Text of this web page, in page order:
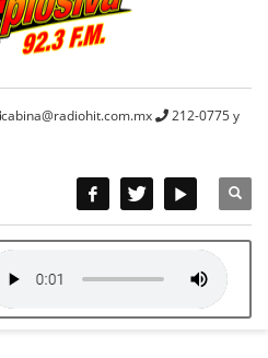
cabina@radiohit.com.mx
212-0775 y